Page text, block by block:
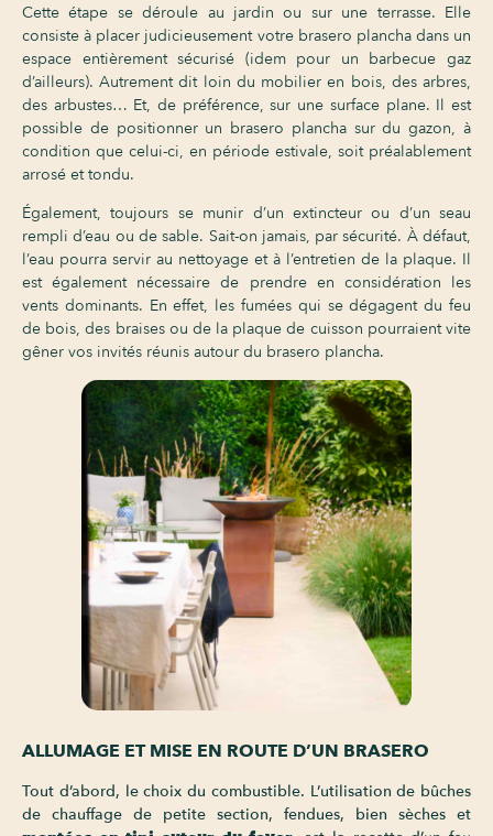
Cette étape se déroule au jardin ou sur une terrasse. Elle
consiste à placer judicieusement votre brasero plancha dans un
espace entièrement sécurisé (idem pour un barbecue gaz
d’ailleurs). Autrement dit loin du mobilier en bois, des arbres,
des arbustes… Et, de préférence, sur une surface plane. Il est
possible de positionner un brasero plancha sur du gazon, à
condition que celui-ci, en période estivale, soit préalablement
arrosé et tondu.
Également, toujours se munir d’un extincteur ou d’un seau
rempli d’eau ou de sable. Sait-on jamais, par sécurité. À défaut,
l’eau pourra servir au nettoyage et à l’entretien de la plaque. Il
est également nécessaire de prendre en considération les
vents dominants. En effet, les fumées qui se dégagent du feu
de bois, des braises ou de la plaque de cuisson pourraient vite
gêner vos invités réunis autour du brasero plancha.
ALLUMAGE ET MISE EN ROUTE D’UN BRASERO
Tout d’abord, le choix du combustible. L’utilisation de bûches
de chauffage de petite section, fendues, bien sèches et